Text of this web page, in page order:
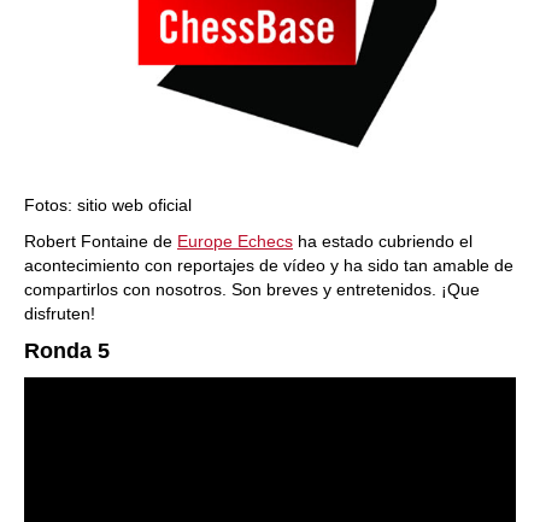
Fotos: sitio web oficial
Robert Fontaine de Europe Echecs ha estado cubriendo el
acontecimiento con reportajes de vídeo y ha sido tan amable de
compartirlos con nosotros. Son breves y entretenidos. ¡Que
disfruten!
Ronda 5